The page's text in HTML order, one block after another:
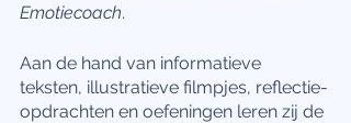
Emotiecoach.
Aan de hand van informatieve
teksten, illustratieve filmpjes, reflectie-
opdrachten en oefeningen leren zij de